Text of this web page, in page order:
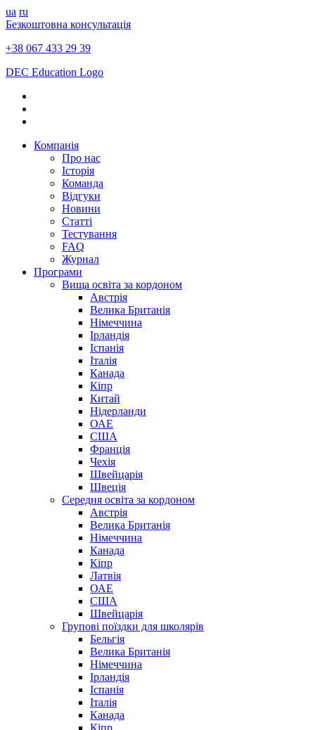
ua ru
Безкоштовна консультація
+38 067 433 29 39
DEC Education Logo
Компанія
Про нас
Історія
Команда
Відгуки
Новини
Статті
Тестування
FAQ
Журнал
Програми
Вища освіта за кордоном
Австрія
Велика Британія
Німеччина
Ірландія
Іспанія
Італія
Канада
Кіпр
Китай
Нідерланди
ОАЕ
США
Франція
Чехія
Швейцарія
Швеція
Середня освіта за кордоном
Австрія
Велика Британія
Німеччина
Канада
Кіпр
Латвія
ОАЕ
США
Швейцарія
Групові поїздки для школярів
Бельгія
Велика Британія
Німеччина
Ірландія
Іспанія
Італія
Канада
Кіпр